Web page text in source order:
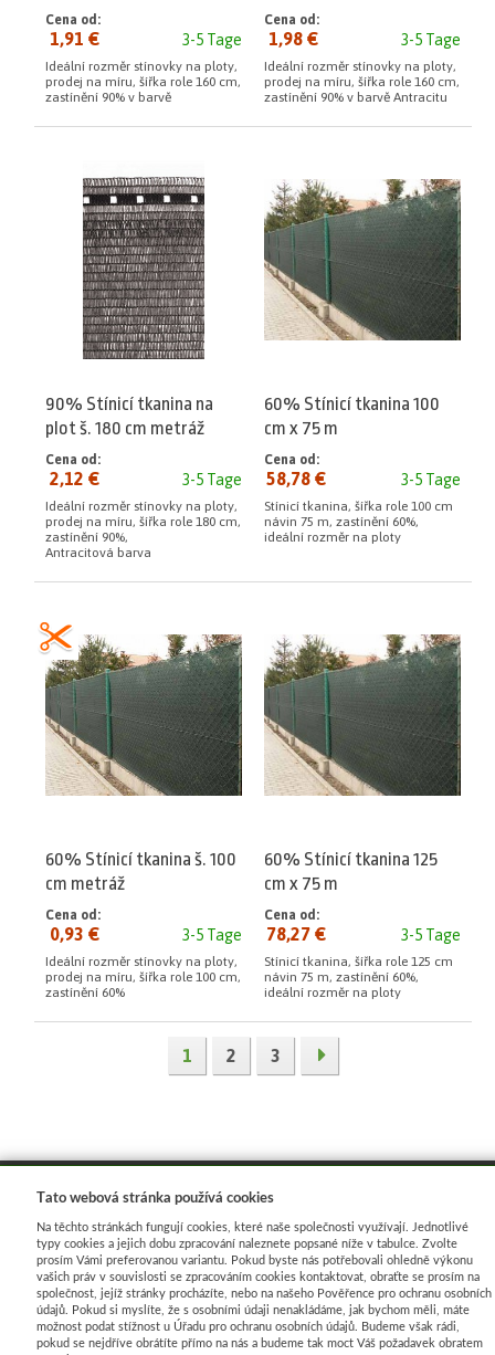
3-5 Tage
Cena od:
1,91 €
Ideální rozměr stínovky na ploty,
prodej na míru, šířka role 160 cm,
zastínění 90% v barvě
Antracit
3-5 Tage
Cena od:
1,98 €
Ideální rozměr stínovky na ploty,
prodej na míru, šířka role 160 cm,
zastínění 90% v barvě Antracitu
90% Stínicí tkanina na
plot š. 180 cm metráž
Antracit
3-5 Tage
Cena od:
2,12 €
Ideální rozměr stínovky na ploty,
prodej na míru, šířka role 180 cm,
zastínění 90%,
Antracitová barva
60% Stínicí tkanina 100
cm x 75 m
3-5 Tage
Cena od:
58,78 €
Stínicí tkanina, šířka role 100 cm
návin 75 m, zastínění 60%,
ideální rozměr na ploty
60% Stínicí tkanina š. 100
cm metráž
3-5 Tage
Cena od:
0,93 €
Ideální rozměr stínovky na ploty,
prodej na míru, šířka role 100 cm,
zastínění 60%
60% Stínicí tkanina 125
cm x 75 m
3-5 Tage
Cena od:
78,27 €
Stínicí tkanina, šířka role 125 cm
návin 75 m, zastínění 60%,
ideální rozměr na ploty
1 2 3
Cookies|Sunlight systems-tvorba e-shopů
Tato webová stránka používá cookies
Na těchto stránkách fungují cookies, které naše společnosti využívají. Jednotlivé
typy cookies a jejich dobu zpracování naleznete popsané níže v tabulce. Zvolte
prosím Vámi preferovanou variantu. Pokud byste nás potřebovali ohledně výkonu
vašich práv v souvislosti se zpracováním cookies kontaktovat, obraťte se prosím na
společnost, jejíž stránky procházíte, nebo na našeho Pověřence pro ochranu osobních
údajů. Pokud si myslíte, že s osobními údaji nenakládáme, jak bychom měli, máte
možnost podat stížnost u Úřadu pro ochranu osobních údajů. Budeme však rádi,
pokud se nejdříve obrátíte přímo na nás a budeme tak moct Váš požadavek obratem